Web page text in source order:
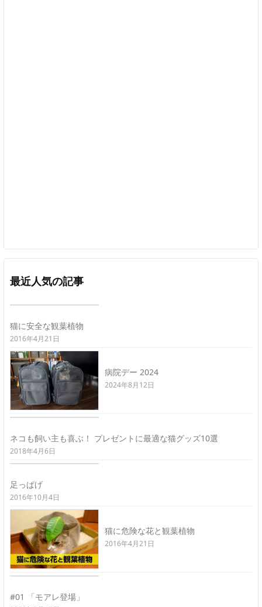
最近人気の記事
猫に安全な観葉植物
2016年4月21日
病院デー 2024
2024年8月12日
ネコも飼い主も喜ぶ！ プレゼントに最適な猫グッズ10選
2018年4月6日
足っぱげ
2016年10月4日
猫に危険な花と観葉植物
2016年4月21日
#01 「モアレ登場」